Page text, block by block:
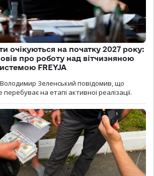
очікуються на початку 2027 року:
про роботу над вітчизняною
FREYJA
Зеленський повідомив, що
перебуває на етапі активної реалізації.